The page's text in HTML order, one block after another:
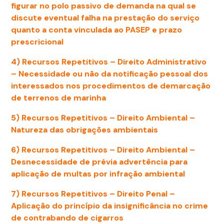
figurar no polo passivo de demanda na qual se
discute eventual falha na prestação do serviço
quanto a conta vinculada ao PASEP e prazo
prescricional
4) Recursos Repetitivos – Direito Administrativo
– Necessidade ou não da notificação pessoal dos
interessados nos procedimentos de demarcação
de terrenos de marinha
5) Recursos Repetitivos – Direito Ambiental –
Natureza das obrigações ambientais
6) Recursos Repetitivos – Direito Ambiental –
Desnecessidade de prévia advertência para
aplicação de multas por infração ambiental
7) Recursos Repetitivos – Direito Penal –
Aplicação do princípio da insignificância no crime
de contrabando de cigarros